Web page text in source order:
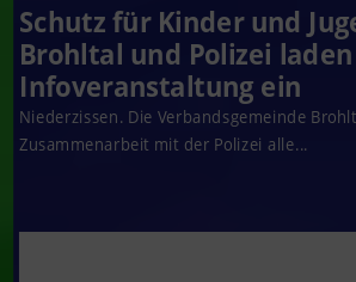
Schutz für Kinder und
Brohltal und Polizei
Infoveranstaltung ein
Niederzissen. Die Verbandsgemeinde
Zusammenarbeit mit der Polizei alle...